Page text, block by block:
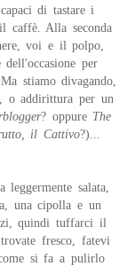
di tastare i
caffè. Alla seconda
voi e il polpo,
per
stiamo divagando,
o addirittura per un
? oppure The
il Cattivo?)...
salata,
una cipolla e un
quindi tuffarci il
fresco, fatevi
si fa a pulirlo